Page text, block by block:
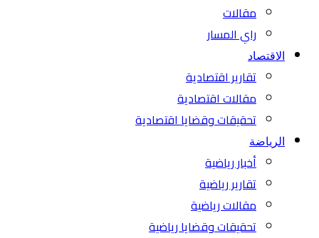
مقالات
راي المسار
الاقتصاد
تقارير اقتصادية
مقالات اقتصادية
تحقيقات وقضايا اقتصادية
الرياضة
أخبار رياضية
تقارير رياضية
مقالات رياضية
تحقيقات وقضايا رياضية